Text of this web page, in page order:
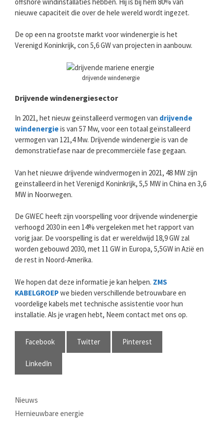
nieuwe capaciteit die over de hele wereld wordt ingezet.
De op een na grootste markt voor windenergie is het
Verenigd Koninkrijk, con 5,6 GW van projecten in aanbouw.
drijvende windenergie
Drijvende windenergiesector
In 2021, het nieuw geïnstalleerd vermogen van drijvende
windenergieis van 57 Mw, voor een totaal geïnstalleerd
vermogen van 121,4 Mw. Drijvende windenergie is van de
demonstratiefase naar de precommerciële fase gegaan.
Van het nieuwe drijvende windvermogen in 2021, 48 MW zijn
geïnstalleerd in het Verenigd Koninkrijk, 5,5 MW in China en 3,6
MW in Noorwegen.
De GWEC heeft zijn voorspelling voor drijvende windenergie
verhoogd 2030 in een 14% vergeleken met het rapport van
vorig jaar. De voorspelling is dat er wereldwijd 18,9 GW zal
worden gebouwd 2030, met 11 GW in Europa, 5,5GW in Azië en
de rest in Noord-Amerika.
We hopen dat deze informatie je kan helpen. ZMS
KABELGROEPwe bieden verschillende betrouwbare en
voordelige kabels met technische assistentie voor hun
installatie. Als je vragen hebt, Neem contact met ons op.
Facebook Twitter Pinterest
LinkedIn
Categorieën
Nieuws
Tags
Hernieuwbare energie